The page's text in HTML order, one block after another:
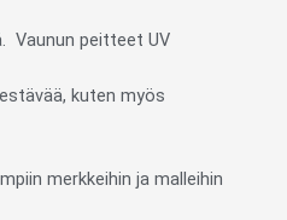
Vaunun peitteet UV
kuten myös
merkkeihin ja malleihin